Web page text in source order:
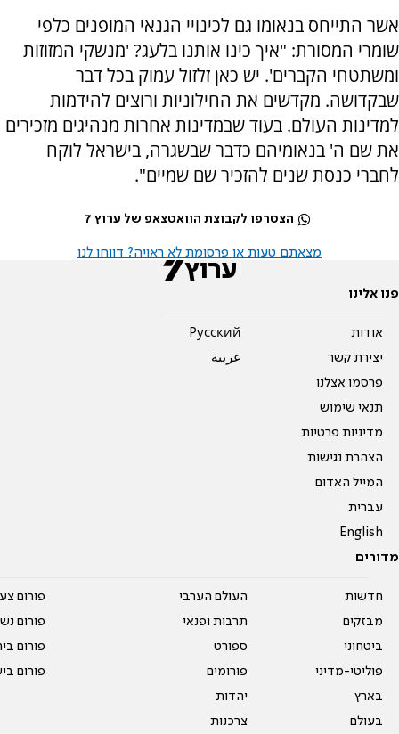
אשר התייחס בנאומו גם לכינויי הגנאי המופנים כלפי
שומרי המסורת: "איך כינו אותנו בלעג? 'מנשקי המזוזות
ומשתטחי הקברים'. יש כאן זלזול עמוק בכל דבר
שבקדושה. מקדשים את החילוניות ורוצים להידמות
למדינות העולם. בעוד שבמדינות אחרות מנהיגים מזכירים
את שם ה' בנאומיהם כדבר שבשגרה, בישראל לוקח
לחברי כנסת שנים להזכיר שם שמיים".
הצטרפו לקבוצת הוואטצאפ של ערוץ 7
מצאתם טעות או פרסומת לא ראויה? דווחו לנו
פנו אלינו
אודות
יצירת קשר
פרסמו אצלנו
תנאי שימוש
מדיניות פרטיות
הצהרת נגישות
המייל האדום
עברית
English
Pусский
عربية
מדורים
חדשות
מבזקים
ביטחוני
פוליטי-מדיני
בארץ
בעולם
העולם הערבי
תרבות ופנאי
ספורט
פורומים
יהדות
צרכנות
פורום
פורום
פורום
פורום